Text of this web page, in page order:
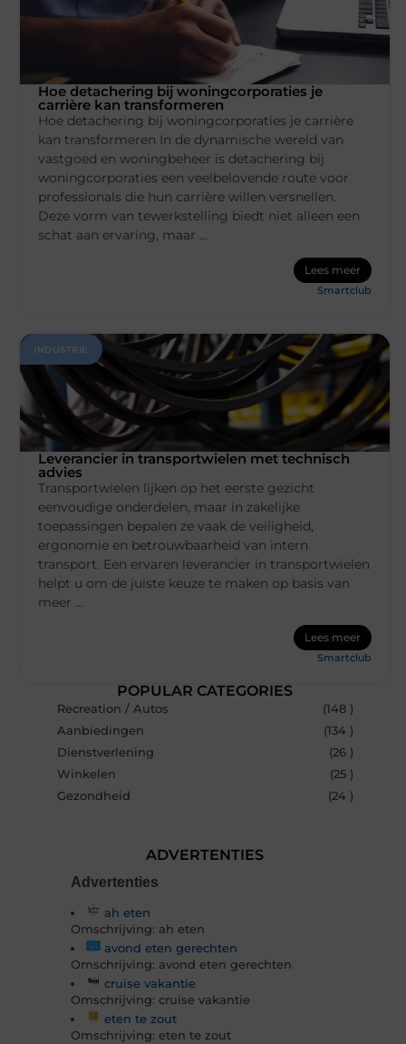
POPULAR CATEGORIES
Recreation / Autos
(148 )
Aanbiedingen
(134 )
Dienstverlening
(26 )
Winkelen
(25 )
Gezondheid
(24 )
ADVERTENTIES
Advertenties
ah eten
Omschrijving: ah eten
avond eten gerechten
Omschrijving: avond eten gerechten
cruise vakantie
Omschrijving: cruise vakantie
eten te zout
Omschrijving: eten te zout
Hoe detachering bij woningcorporaties je
carrière kan transformeren
Hoe detachering bij woningcorporaties je carrière
kan transformeren In de dynamische wereld van
vastgoed en woningbeheer is detachering bij
woningcorporaties een veelbelovende route voor
professionals die hun carrière willen versnellen.
Deze vorm van tewerkstelling biedt niet alleen een
schat aan ervaring, maar ...
Lees meer
Smartclub
INDUSTRIE
Leverancier in transportwielen met technisch
advies
Transportwielen lijken op het eerste gezicht
eenvoudige onderdelen, maar in zakelijke
toepassingen bepalen ze vaak de veiligheid,
ergonomie en betrouwbaarheid van intern
transport. Een ervaren leverancier in transportwielen
helpt u om de juiste keuze te maken op basis van
meer ...
Lees meer
Smartclub